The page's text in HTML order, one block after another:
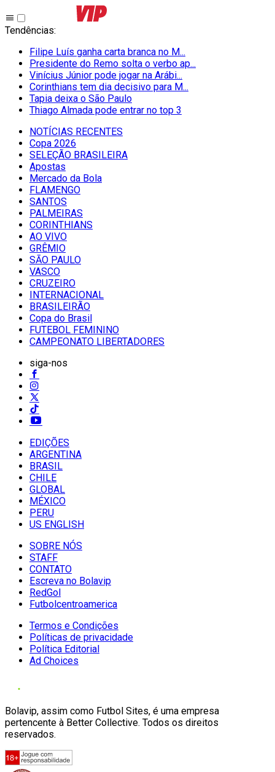
Tendências:
Filipe Luís ganha carta branca no M...
Presidente do Remo solta o verbo ap...
Vinícius Júnior pode jogar na Arábi...
Corinthians tem dia decisivo para M...
Tapia deixa o São Paulo
Thiago Almada pode entrar no top 3
NOTÍCIAS RECENTES
Copa 2026
SELEÇÃO BRASILEIRA
Apostas
Mercado da Bola
FLAMENGO
SANTOS
PALMEIRAS
CORINTHIANS
AO VIVO
GRÊMIO
SĀO PAULO
VASCO
CRUZEIRO
INTERNACIONAL
BRASILEIRÃO
Copa do Brasil
FUTEBOL FEMININO
CAMPEONATO LIBERTADORES
siga-nos
EDIÇÕES
ARGENTINA
BRASIL
CHILE
GLOBAL
MÉXICO
PERU
US ENGLISH
SOBRE NÓS
STAFF
CONTATO
Escreva no Bolavip
RedGol
Futbolcentroamerica
Termos e Condições
Políticas de privacidade
Política Editorial
Ad Choices
Bolavip, assim como Futbol Sites, é uma empresa
pertencente à Better Collective. Todos os direitos
reservados.